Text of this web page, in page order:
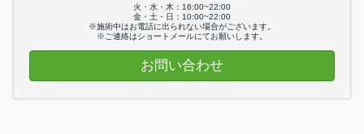
火・水・木：16:00~22:00
金・土・日：10:00~22:00
※施術中はお電話に出られない場合がございます。
※ご連絡はショートメールにてお願いします。
お問い合わせ